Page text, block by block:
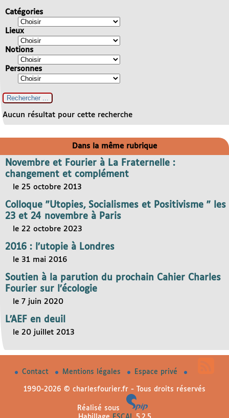
Catégories
Lieux
Notions
Personnes
Aucun résultat pour cette recherche
Dans la même rubrique
Novembre et Fourier à La Fraternelle :
changement et complément
le 25 octobre 2013
Colloque "Utopies, Socialismes et Positivisme " les
23 et 24 novembre à Paris
le 22 octobre 2023
2016 : l’utopie à Londres
le 31 mai 2016
Soutien à la parution du prochain Cahier Charles
Fourier sur l’écologie
le 7 juin 2020
L’AEF en deuil
le 20 juillet 2013
Contact Mentions légales Espace privé
1990-2026 © charlesfourier.fr - Tous droits réservés
Réalisé sous